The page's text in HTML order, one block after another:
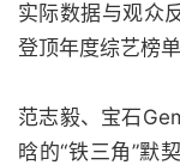
实际数据与观众
登顶年度综艺榜
范志毅、宝石
晗的“铁三角”默